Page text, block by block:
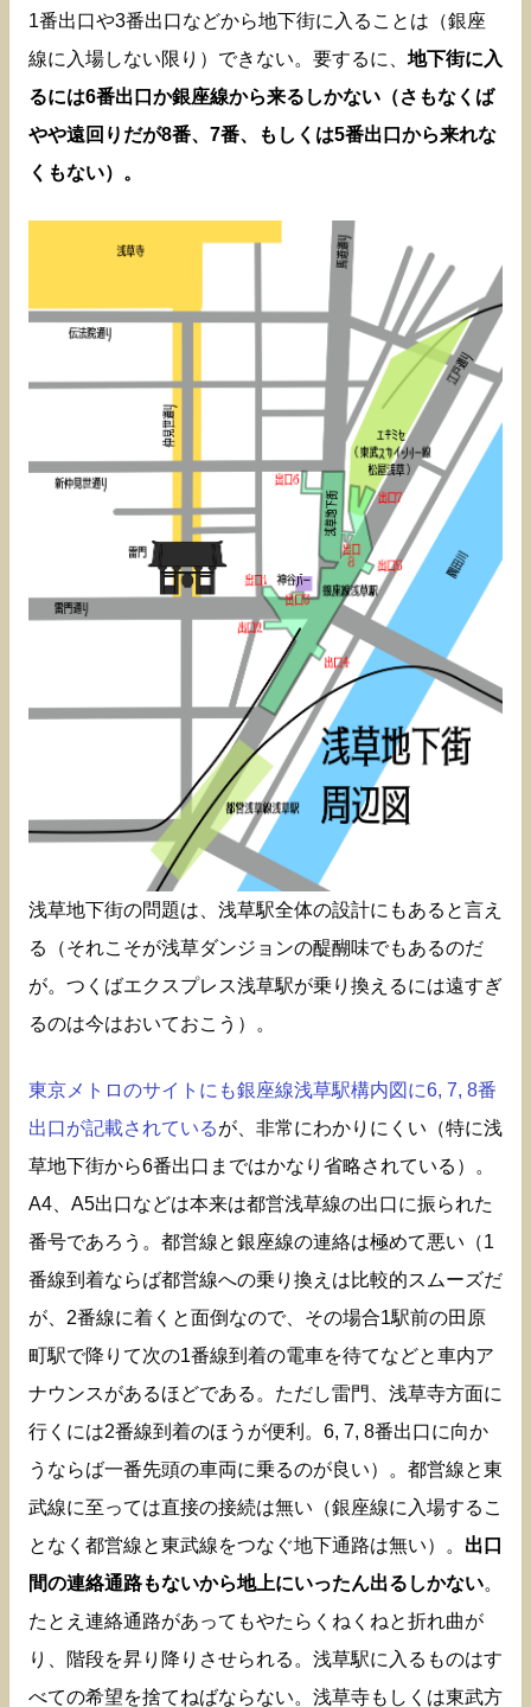
1番出口や3番出口などから地下街に入ることは（銀座
線に入場しない限り）できない。要するに、 地下街に入
るには6番出口か銀座線から来るしかない（さもなくば
やや遠回りだが8番、7番、もしくは5番出口から来れな
くもない）。
浅草地下街の問題は、浅草駅全体の設計にもあると言え
る（それこそが浅草ダンジョンの醍醐味でもあるのだ
が。つくばエクスプレス浅草駅が乗り換えるには遠すぎ
るのは今はおいておこう）。
東京メトロのサイトにも銀座線浅草駅構内図に6, 7, 8番
出口が記載されているが、非常にわかりにくい（特に浅
草地下街から6番出口まではかなり省略されている）。
A4、A5出口などは本来は都営浅草線の出口に振られた
番号であろう。都営線と銀座線の連絡は極めて悪い（1
番線到着ならば都営線への乗り換えは比較的スムーズだ
が、2番線に着くと面倒なので、その場合1駅前の田原
町駅で降りて次の1番線到着の電車を待てなどと車内ア
ナウンスがあるほどである。ただし雷門、浅草寺方面に
行くには2番線到着のほうが便利。6, 7, 8番出口に向か
うならば一番先頭の車両に乗るのが良い）。都営線と東
武線に至っては直接の接続は無い（銀座線に入場するこ
となく都営線と東武線をつなぐ地下通路は無い）。 出口
間の連絡通路もないから地上にいったん出るしかない。
たとえ連絡通路があってもやたらくねくねと折れ曲が
り、階段を昇り降りさせられる。浅草駅に入るものはす
べての希望を捨てねばならない。浅草寺もしくは東武方